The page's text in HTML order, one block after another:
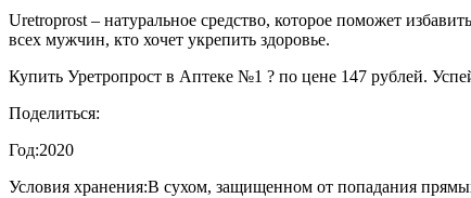
Uretroprost – натуральное средство, которое поможет
всех мужчин, кто хочет укрепить здоровье.
Купить Уретропрост в Аптеке №1 ? по цене 147 рублей.
Поделиться:
Год:2020
Условия хранения:В сухом, защищенном от попадания